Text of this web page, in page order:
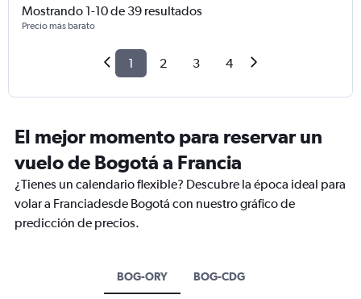
Mostrando 1-10 de 39 resultados
Precio más barato
1 2 3 4
El mejor momento para reservar un
vuelo de Bogotá a Francia
¿Tienes un calendario flexible? Descubre la época ideal para
volar a Franciadesde Bogotá con nuestro gráfico de
predicción de precios.
BOG-ORY BOG-CDG